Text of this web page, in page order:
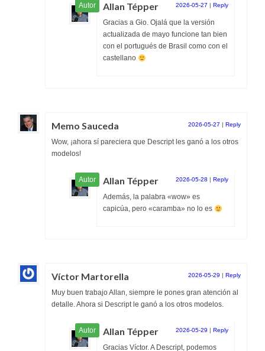
Allan Tépper 2026-05-27 Reply
Gracias a Gio. Ojalá que la versión
actualizada de mayo funcione tan bien
con el portugués de Brasil como con el
castellano
Memo Sauceda 2026-05-27 Reply
Wow, ¡ahora sí pareciera que Descript les ganó a los otros
modelos!
Allan Tépper 2026-05-28 Reply
Además, la palabra «wow» es
capicúa, pero «caramba» no lo es
Víctor Martorella 2026-05-29 Reply
Muy buen trabajo Allan, siempre le pones gran atención al
detalle. Ahora si Descript le ganó a los otros modelos.
Allan Tépper 2026-05-29 Reply
Gracias Víctor. A Descript, podemos